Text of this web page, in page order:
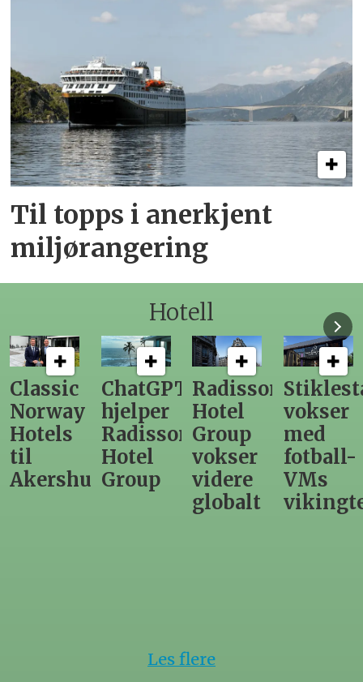
Til topps i anerkjent
miljørangering
Hotell
ChatGPT
hjelper
Radisson
Hotel
Group
Radisson
Hotel
Group
vokser
videre
Stiklestad
vokser
med
fotball-
VMs
vikingtematikk
Fra
til
nytt
Les flere